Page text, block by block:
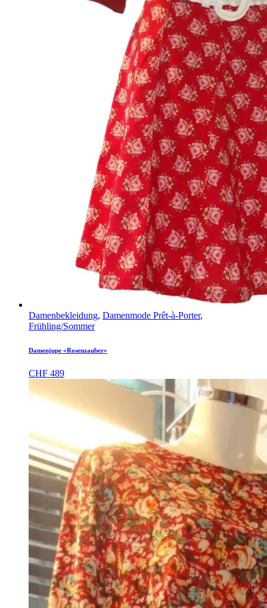
Damenbekleidung, Damenmode Prêt-à-Porter,
Frühling/Sommer
Damenjupe «Rosenzauber»
CHF 489